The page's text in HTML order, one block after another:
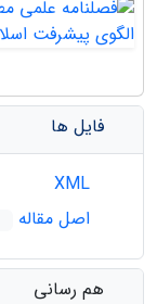
فایل ها
اصل مقاله
هم رسانی